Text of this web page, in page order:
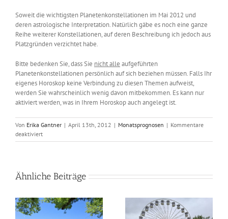
Soweit die wichtigsten Planetenkonstellationen im Mai 2012 und
deren astrologische Interpretation. Natürlich gäbe es noch eine ganze
Reihe weiterer Konstellationen, auf deren Beschreibung ich jedoch aus
Platzgründen verzichtet habe.
Bitte bedenken Sie, dass Sie nicht alle aufgeführten
Planetenkonstellationen persönlich auf sich beziehen müssen. Falls Ihr
eigenes Horoskop keine Verbindung zu diesen Themen aufweist,
werden Sie wahrscheinlich wenig davon mitbekommen. Es kann nur
aktiviert werden, was in Ihrem Horoskop auch angelegt ist.
Von Erika Gantner | April 13th, 2012 | Monatsprognosen | Kommentare
deaktiviertfür
Astrologisch
–
2012
Ähnliche Beiträge